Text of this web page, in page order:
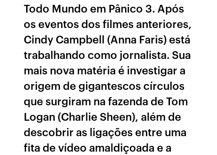
Todo Mundo em Pânico 3. Após
os eventos dos filmes anteriores,
Cindy Campbell (Anna Faris) está
trabalhando como jornalista. Sua
mais nova matéria é investigar a
origem de gigantescos círculos
que surgiram na fazenda de Tom
Logan (Charlie Sheen), além de
descobrir as ligações entre uma
fita de vídeo amaldiçoada e a